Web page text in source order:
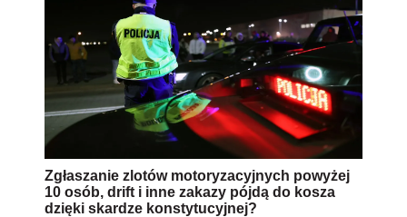
Zgłaszanie zlotów motoryzacyjnych powyżej
10 osób, drift i inne zakazy pójdą do kosza
dzięki skardze konstytucyjnej?